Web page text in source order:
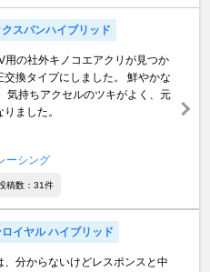
クスバンハイブリッド
用の社外キノコエアクリが見つか
交換タイプにしました。 鮮やかな
気持ちアクセルのツキがよく、元
ました。
ーシング
稿数：31件
ロイヤル ハイブリッド
、分からないけどレスポンスと中